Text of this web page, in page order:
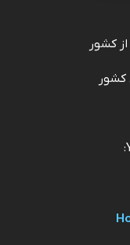
کشور
کشور